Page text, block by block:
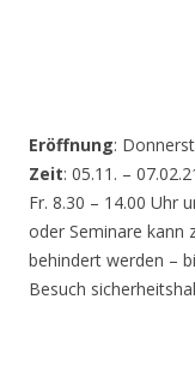
Eröffnung:
Zeit: 05.11. –
Fr. 8.30 – 14.00 Uhr
oder Seminare kann
behindert werden –
Besuch